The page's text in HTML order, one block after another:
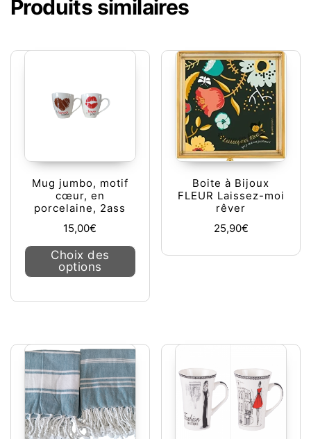
Produits similaires
Mug jumbo, motif
cœur, en
porcelaine, 2ass
15,00€
Choix des
options
Ce produit a plusieurs variations.
Boite à Bijoux
FLEUR Laissez-moi
rêver
25,90€